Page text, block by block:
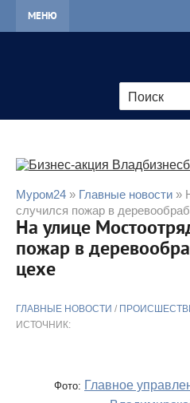
МЕНЮ
Муром24 » Главные новости »
случился пожар в
На улице
пожар в
цехе
ГЛАВНЫЕ НОВОСТИ /
ИСТОЧНИК:
Фото: Главное